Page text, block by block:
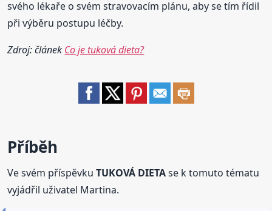
svého lékaře o svém stravovacím plánu, aby se tím řídil
při výběru postupu léčby.
Zdroj: článek Co je tuková dieta?
Příběh
Ve svém příspěvkuTUKOVÁ DIETAse k tomuto tématu
vyjádřil uživatel Martina.